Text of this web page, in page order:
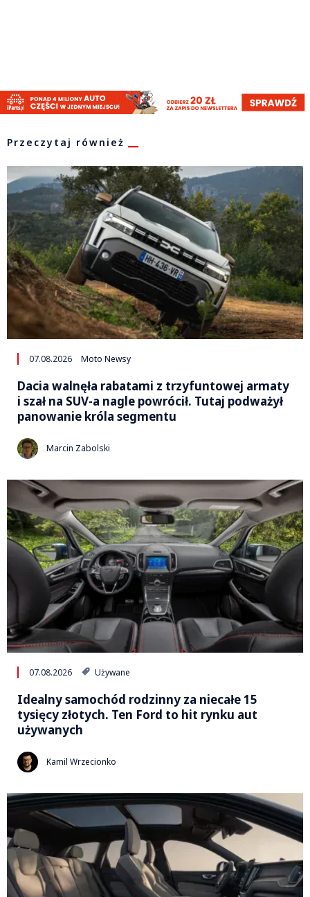
Przeczytaj również
07.08.2026 Moto Newsy
Dacia walnęła rabatami z trzyfuntowej armaty
i szał na SUV-a nagle powrócił. Tutaj podważył
panowanie króla segmentu
Marcin Zabolski
07.08.2026 Używane
Idealny samochód rodzinny za niecałe 15
tysięcy złotych. Ten Ford to hit rynku aut
używanych
Kamil Wrzecionko